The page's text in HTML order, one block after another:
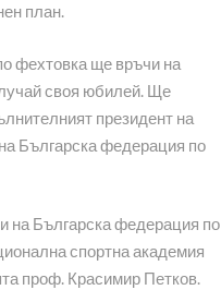
план.
фехтовка ще връчи на
своя юбилей. Ще
президент на
Българска федерация по
на Българска федерация по
спортна академия
проф. Красимир Петков.